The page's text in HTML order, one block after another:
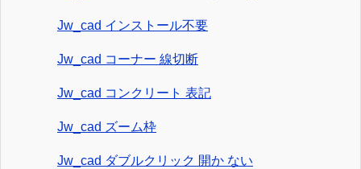
Jw_cad インストール不要
Jw_cad コーナー 線切断
Jw_cad コンクリート 表記
Jw_cad ズーム枠
Jw_cad ダブルクリック 開か ない